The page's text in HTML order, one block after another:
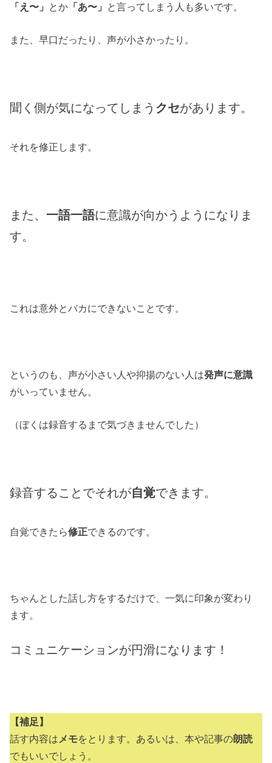
「え〜」 とか 「あ〜」 と言ってしまう人も多いです。
また、早口だったり、声が小さかったり。
聞く側が気になってしまう クセがあります。
それを修正します。
また、 一語一語に意識が向かうようになりま
す。
これは意外とバカにできないことです。
というのも、声が小さい人や抑揚のない人は発声に意識
がいっていません。
（ぼくは録音するまで気づきませんでした）
録音することでそれが自覚できます。
自覚できたら修正できるのです。
ちゃんとした話し方をするだけで、一気に印象が変わり
ます。
コミュニケーションが円滑になります！
【補足】
話す内容は メモをとります。あるいは、本や記事の朗読
でもいいでしょう。